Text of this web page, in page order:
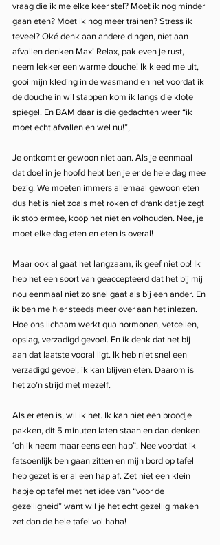
vraag die ik me elke keer stel? Moet ik nog minder
gaan eten? Moet ik nog meer trainen? Stress ik
teveel? Oké denk aan andere dingen, niet aan
afvallen denken Max! Relax, pak even je rust,
neem lekker een warme douche! Ik kleed me uit,
gooi mijn kleding in de wasmand en net voordat ik
de douche in wil stappen kom ik langs die klote
spiegel. En BAM daar is die gedachten weer “ik
moet echt afvallen en wel nu!”,
Je ontkomt er gewoon niet aan. Als je eenmaal
dat doel in je hoofd hebt ben je er de hele dag mee
bezig. We moeten immers allemaal gewoon eten
dus het is niet zoals met roken of drank dat je zegt
ik stop ermee, koop het niet en volhouden. Nee, je
moet elke dag eten en eten is overal!
Maar ook al gaat het langzaam, ik geef niet op! Ik
heb het een soort van geaccepteerd dat het bij mij
nou eenmaal niet zo snel gaat als bij een ander. En
ik ben me hier steeds meer over aan het inlezen.
Hoe ons lichaam werkt qua hormonen, vetcellen,
opslag, verzadigd gevoel. En ik denk dat het bij
aan dat laatste vooral ligt. Ik heb niet snel een
verzadigd gevoel, ik kan blijven eten. Daarom is
het zo’n strijd met mezelf.
Als er eten is, wil ik het. Ik kan niet een broodje
pakken, dit 5 minuten laten staan en dan denken
‘oh ik neem maar eens een hap”. Nee voordat ik
fatsoenlijk ben gaan zitten en mijn bord op tafel
heb gezet is er al een hap af. Zet niet een klein
hapje op tafel met het idee van “voor de
gezelligheid” want wil je het echt gezellig maken
zet dan de hele tafel vol haha!